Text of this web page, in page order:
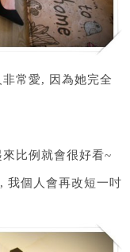
常愛, 因為她完全
比例就會很好看~
我個人會再改短一吋